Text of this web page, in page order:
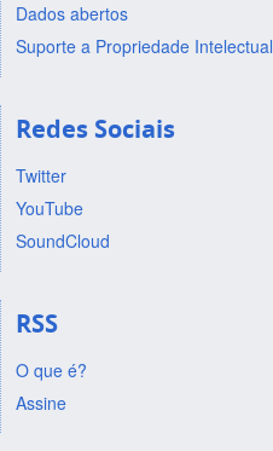
Dados abertos
Suporte a Propriedade Intelectual
Redes Sociais
Twitter
YouTube
SoundCloud
RSS
O que é?
Assine